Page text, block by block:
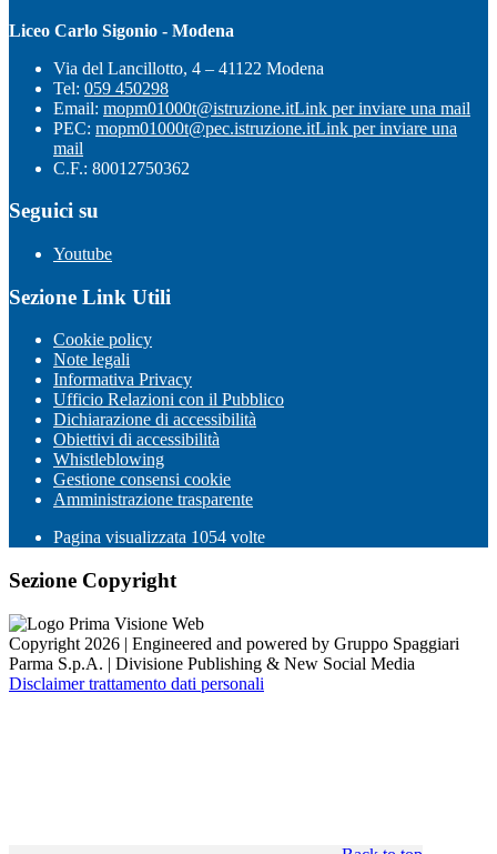
Liceo Carlo Sigonio - Modena
Via del Lancillotto, 4 – 41122 Modena
Tel: 059 450298
Email: mopm01000t@istruzione.itLink per inviare una mail
PEC: mopm01000t@pec.istruzione.itLink per inviare una
mail
C.F.: 80012750362
Seguici su
Youtube
Sezione Link Utili
Cookie policy
Note legali
Informativa Privacy
Ufficio Relazioni con il Pubblico
Dichiarazione di accessibilità
Obiettivi di accessibilità
Whistleblowing
Gestione consensi cookie
Amministrazione trasparente
Pagina visualizzata 1054 volte
Sezione Copyright
Copyright 2026 | Engineered and powered by Gruppo Spaggiari
Parma S.p.A. | Divisione Publishing & New Social Media
Disclaimer trattamento dati personali